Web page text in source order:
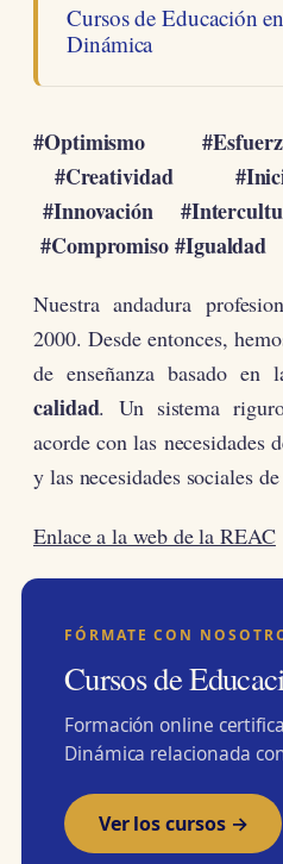
Cursos de Educación
Dinámica
#Optimismo
#Creatividad
#Innovación
#Compromiso#Igualdad
Nuestra andadura
2000. Desde entonces,
de enseñanza basado en
calidad. Un sistema
acorde con las necesidades
y las necesidades sociales
Enlace a la web de la REAC
FÓRMATE CON
Cursos de
Formación online
Dinámica relacionada
Ver los cursos →